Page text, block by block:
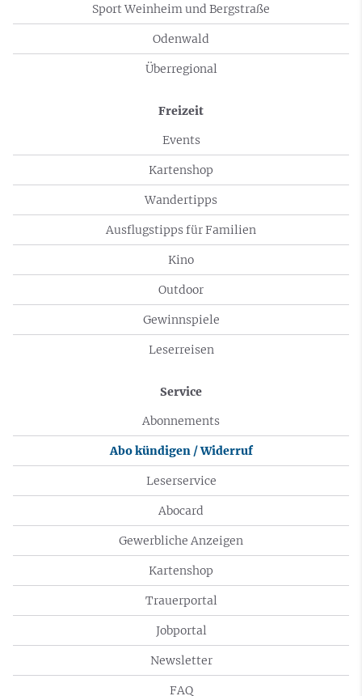
Sport Weinheim und Bergstraße
Odenwald
Überregional
Freizeit
Events
Kartenshop
Wandertipps
Ausflugstipps für Familien
Kino
Outdoor
Gewinnspiele
Leserreisen
Service
Abonnements
Abo kündigen / Widerruf
Leserservice
Abocard
Gewerbliche Anzeigen
Kartenshop
Trauerportal
Jobportal
Newsletter
FAQ